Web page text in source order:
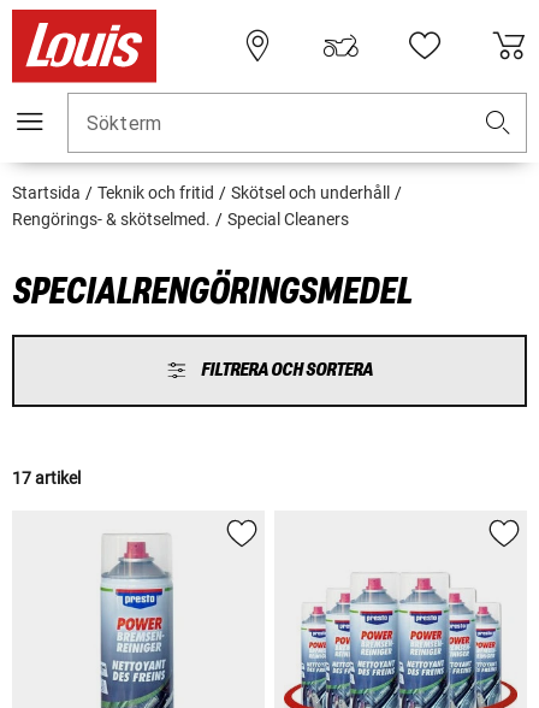
Sökterm
Startsida Teknik och fritid
Skötsel och underhåll
Rengörings- & skötselmed.
Special Cleaners
SPECIALRENGÖRINGSMEDEL
FILTRERA OCH SORTERA
17 artikel